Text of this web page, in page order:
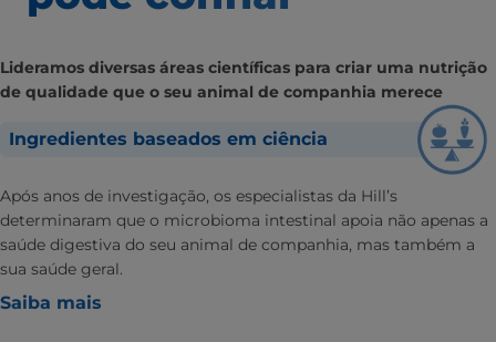
Lideramos diversas áreas científicas para criar uma nutrição
de qualidade que o seu animal de companhia merece
Ingredientes baseados em ciência
Após anos de investigação, os especialistas da Hill’s
determinaram que o microbioma intestinal apoia não apenas a
saúde digestiva do seu animal de companhia, mas também a
sua saúde geral.
Saiba mais